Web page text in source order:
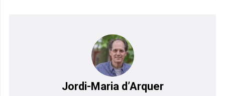
Jordi-Maria d’Arquer